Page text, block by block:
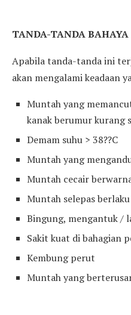
TANDA-TANDA BAHAYA
Apabila tanda-tanda ini
akan mengalami keadaan
Muntah yang
kanak berumur kurang
Demam suhu > 38??C
Muntah yang
Muntah cecair
Muntah selepas
Bingung, mengantuk /
Sakit kuat di bahagian
Kembung perut
Muntah yang